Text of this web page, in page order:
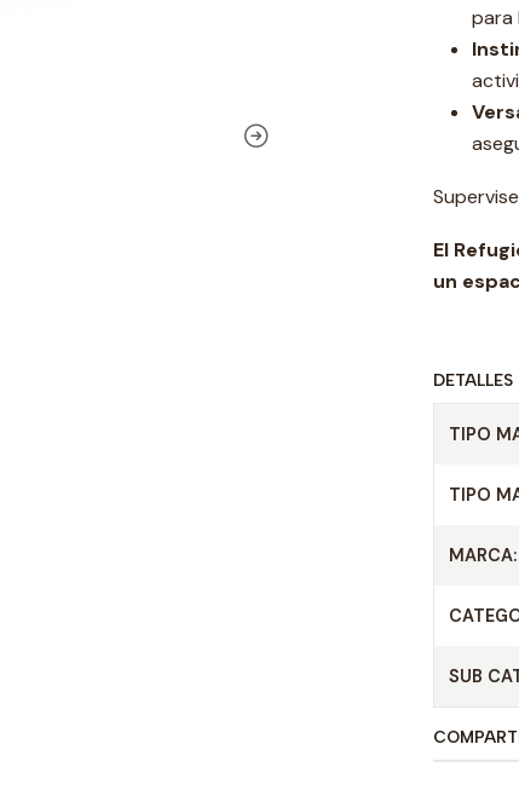
para
El
un
DETALLES
TIPO
TIPO
MARCA:
SUB